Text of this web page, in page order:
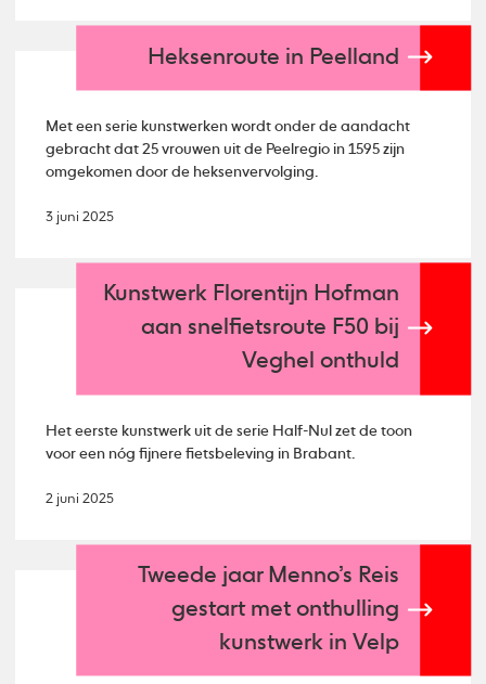
Heksenroute in Peelland
Met een serie kunstwerken wordt onder de aandacht
gebracht dat 25 vrouwen uit de Peelregio in 1595 zijn
omgekomen door de heksenvervolging.
3 juni 2025
Kunstwerk Florentijn Hofman
aan snelfietsroute F50 bij
Veghel onthuld
Het eerste kunstwerk uit de serie Half-Nul zet de toon
voor een nóg fijnere fietsbeleving in Brabant.
2 juni 2025
Tweede jaar Menno’s Reis
gestart met onthulling
kunstwerk in Velp